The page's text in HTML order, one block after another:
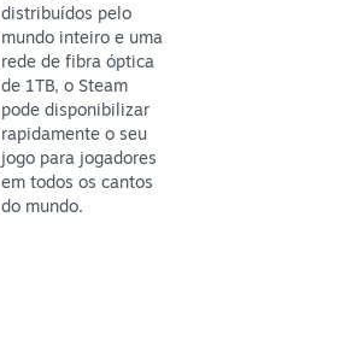
distribuídos pelo
mundo inteiro e uma
rede de fibra óptica
de 1TB, o Steam
pode disponibilizar
rapidamente o seu
jogo para jogadores
em todos os cantos
do mundo.